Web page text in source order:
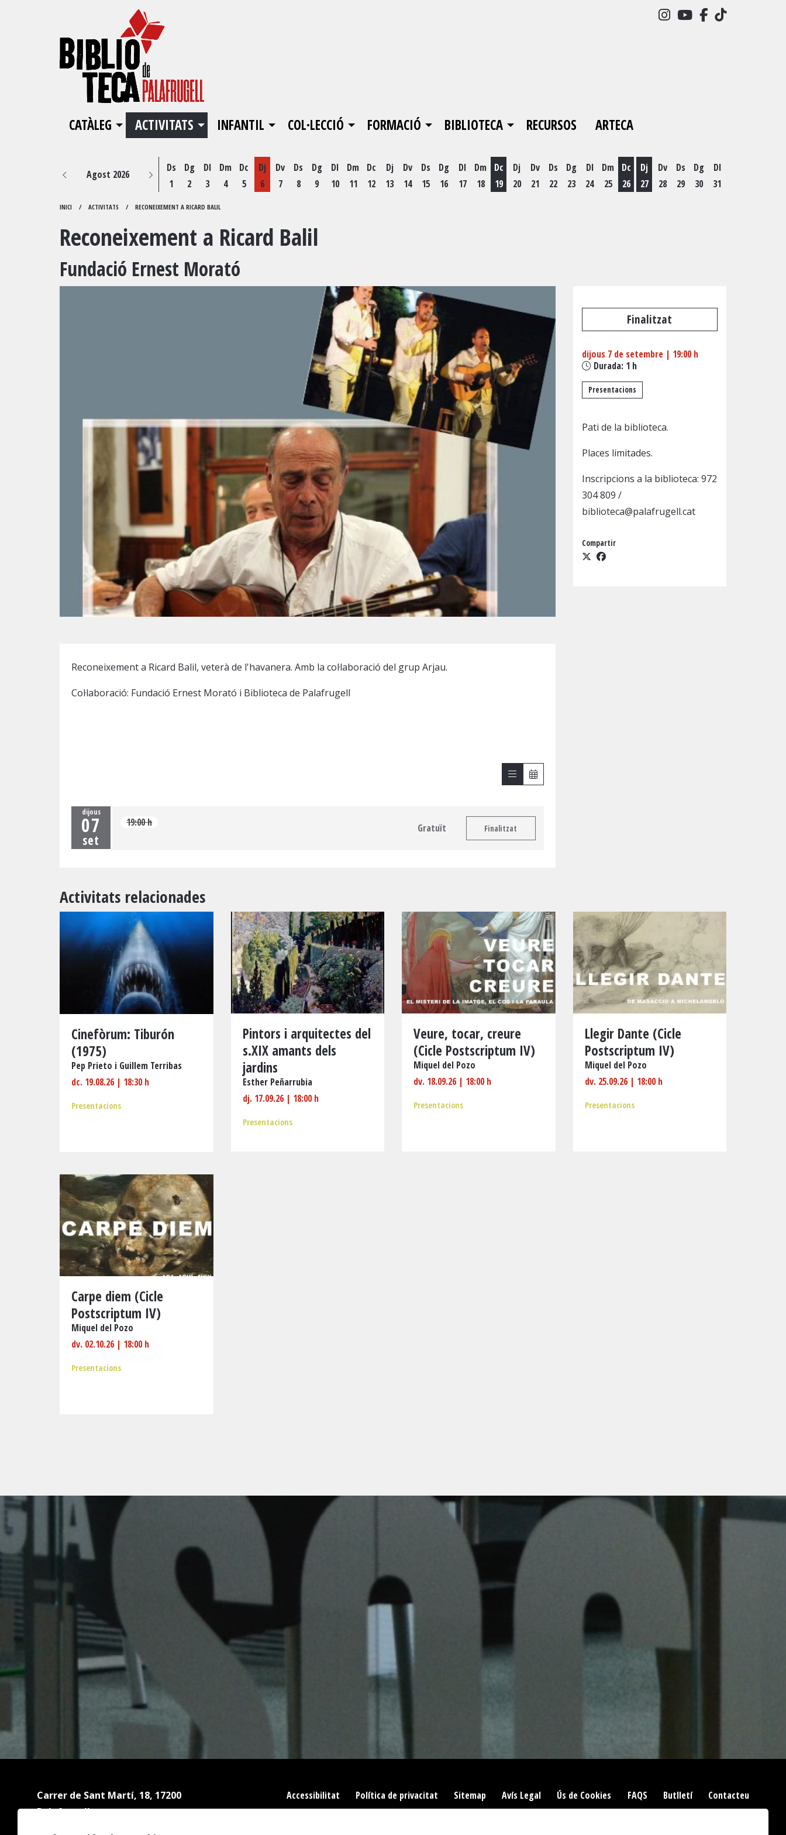
Link a instagram
Link a youtube
Link aLink a
CATÀLEG ACTIVITATS INFANTIL COL·LECCIÓ FORMACIÓ BIBLIOTECA RECURSOS ARTECA
Agost 2026
Ds
1
Dg
2
Dl
3
Dm
4
Dc
5
Dj
6
Dv
7
Ds
8
Dg
9
Dl
10
Dm
11
Dc
12
Dj
13
Dv
14
Ds
15
Dg
16
Dl
17
Dm
18
Dc
19
Dj
20
Dv
21
Ds
22
Dg
23
Dl
24
Dm
25
Dc
26
Dj
27
Dv
28
Ds
29
Dg
30
Dl
31
INICI ACTIVITATS RECONEIXEMENT A RICARD BALIL
Reconeixement a Ricard Balil
Fundació Ernest Morató
Finalitzat
dijous 7 de setembre| 19:00 h
Durada: 1 h
Presentacions
Pati de la biblioteca.
Places limitades.
Inscripcions a la biblioteca: 972
304 809 /
biblioteca@palafrugell.cat
Compartir
Reconeixement a Ricard Balil, veterà de l'havanera. Amb la col·laboració del grup Arjau.
Col·laboració: Fundació Ernest Morató i Biblioteca de Palafrugell
dijous
07
set
19:00 h Gratuït Finalitzat
Activitats relacionades
Cinefòrum: Tiburón
(1975)
Pep Prieto i Guillem Terribas
dc. 19.08.26 | 18:30 h
Presentacions
Pintors i arquitectes del
s.XIX amants dels
jardins
Esther Peñarrubia
dj. 17.09.26| 18:00 h
Presentacions
Veure, tocar, creure
(Cicle Postscriptum IV)
Miquel del Pozo
dv. 18.09.26 | 18:00 h
Presentacions
Llegir Dante (Cicle
Postscriptum IV)
Miquel del Pozo
dv. 25.09.26| 18:00 h
Presentacions
Carpe diem (Cicle
Postscriptum IV)
Miquel del Pozo
dv. 02.10.26 | 18:00 h
Presentacions
Carrer de Sant Martí, 18, 17200
Palafrugell
Accessibilitat Política de privacitat Sitemap Avís Legal Ús de Cookies FAQS Butlletí Contacteu